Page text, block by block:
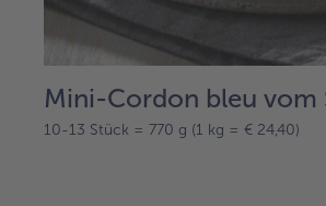
Mini-Cordon bleu vom
10-13 Stück = 770 g (1 kg = € 24,40)